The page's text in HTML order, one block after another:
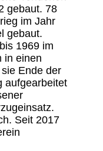
gebaut. 78
im Jahr
gebaut.
1969 im
in einen
Ende der
aufgearbeitet
Seit 2017